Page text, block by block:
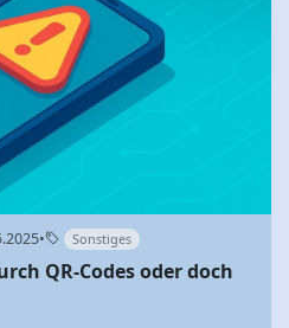
• Sonstiges
QR-Codes oder doch